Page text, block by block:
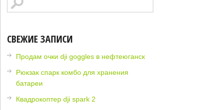
СВЕЖИЕ ЗАПИСИ
Продам очки dji goggles в нефтеюганск
Рюкзак спарк комбо для хранения
батареи
Квадрокоптер dji spark 2